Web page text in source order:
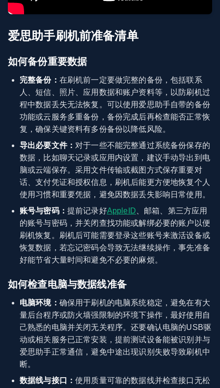
爱思助手刷机前准备清单
如何备份重要数据
完整备份： 在刷机前一定要做完整的备份，包括联系
人、短信、照片、应用数据和账户资料等，以防刷机过
程中数据丢失无法恢复。可以使用爱思助手自带的备份
功能或云服务多重备份，备份完成后再检查能否正常恢
复，确保关键资料有多份备份以降低风险。
导出必要文件： 对于一些不能完整通过系统备份保存的
数据，比如聊天记录或应用内设置，建议手动导出到电
脑或云端保存。采用文件传输或截图方式保存重要对
话、支付凭证和授权信息，刷机后能更方便地恢复个人
使用习惯和重要凭据，避免因数据丢失影响日常使用。
账号与密码： 提前记录好AppleID 、邮箱、第三方应用
的账号与密码，并关闭查找功能或解绑必要的账户以便
刷机恢复。刷机后可能需要登录这些账号来激活设备或
恢复数据，若忘记密码会导致无法继续操作，事先准备
好能节省大量时间和避免不必要的麻烦。
如何检查电脑与数据线准备
电脑环境： 确保用于刷机的电脑系统稳定，避免在有大
量后台程序或防火墙强限制的环境下操作，最好使用自
己熟悉的电脑并关闭无关程序。还要确认电脑的USB驱
动或相关服务已正常安装，提前测试设备能被识别并与
爱思助手正常通信，避免中途出现识别失败导致刷机中
断。
数据线与接口：使用质量可靠的数据线并检查接口无松